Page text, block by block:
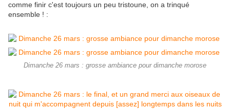
comme finir c'est toujours un peu tristoune, on a trinqué
ensemble ! :
Dimanche 26 mars : grosse ambiance pour dimanche morose